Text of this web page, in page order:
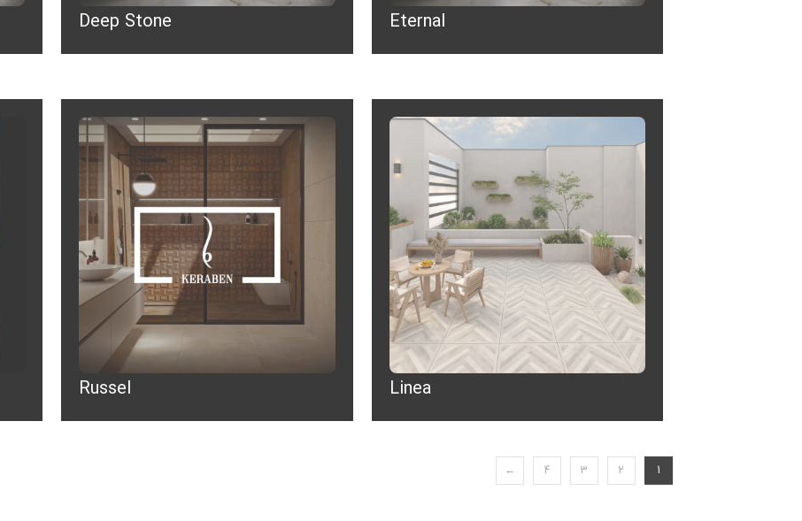
Deep Stone Eternal
Russel Linea
1
2
3
4
←